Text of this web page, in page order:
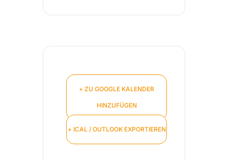
+ ZU GOOGLE KALENDER
HINZUFÜGEN
+ ICAL / OUTLOOK EXPORTIEREN